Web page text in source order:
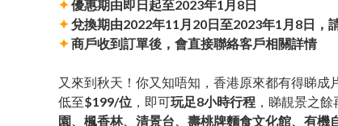
✦優惠期由即日起至2023年1月8日
✦兌換期由2022年11月20日至2023年1月8日，
✦商戶收到訂單後，會直接聯絡客戶相關詳情
又來到秋天！你又知唔知，香港原來都有得睇成
低至$199/位 ，即可玩足8小時行程 ，睇靚景之
園、楓香林、清景台、壽桃牌麵食文化館、有機